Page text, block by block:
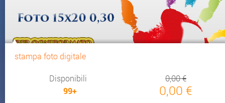
stampa foto digitale
Disponibili
99+
0,00 €
0,00 €